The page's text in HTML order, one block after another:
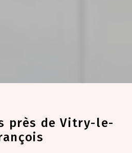
près de Vitry-le-